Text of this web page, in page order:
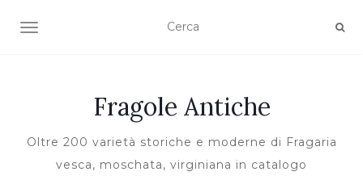
TOGGLE NAVIGATION
Fragole Antiche
Oltre 200 varietà storiche e moderne di Fragaria
vesca, moschata, virginiana in catalogo